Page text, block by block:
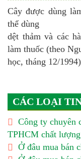
Cây được dùng
thể dùng
dệt thảm và các
làm thuốc (theo
học, tháng 12/
CÁC LOẠI
Công ty chuyên
TPHCM chất lượng
Ở đâu mua bán